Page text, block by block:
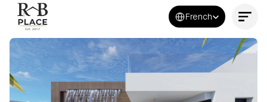
Select Language
French
Contactez-nous maintenant